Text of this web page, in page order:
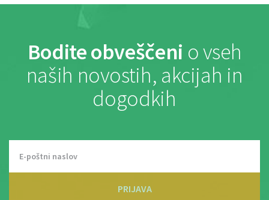
Bodite obveščeni o vseh
naših novostih, akcijah in
dogodkih
PRIJAVA